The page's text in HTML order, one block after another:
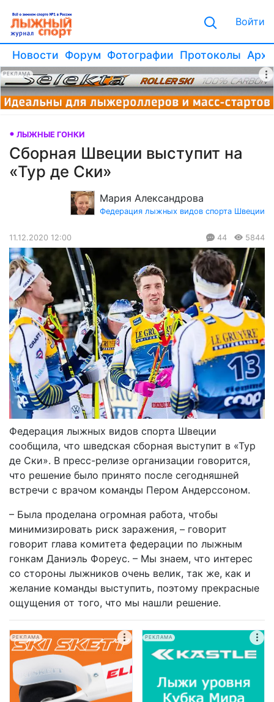
Войти
Новости Форум Фотографии Протоколы
РЕКЛАМА
ЛЫЖНЫЕ ГОНКИ
Сборная Швеции выступит на
«Тур де Ски»
Мария Александрова
Федерация лыжных видов спорта Швеции
11.12.2020 12:00 44 5844
Федерация лыжных видов спорта Швеции
сообщила, что шведская сборная выступит в «Тур
де Ски». В пресс-релизе организации говорится,
что решение было принято после сегодняшней
встречи с врачом команды Пером Андерссоном.
– Была проделана огромная работа, чтобы
минимизировать риск заражения, – говорит
говорит глава комитета федерации по лыжным
гонкам Даниэль Фореус. – Мы знаем, что интерес
со стороны лыжников очень велик, так же, как и
желание команды выступить, поэтому прекрасные
ощущения от того, что мы нашли решение.
РЕКЛАМА РЕКЛАМА